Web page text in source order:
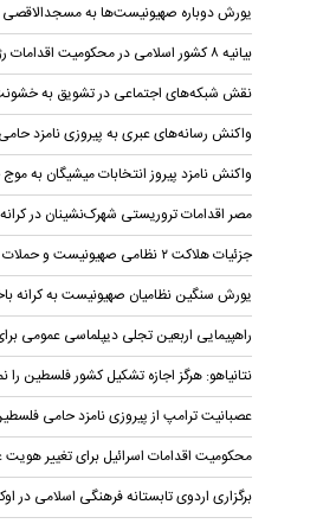
یورش دوباره صهیونیست‌ها به مسجدالاقصی
بیانیه ۸ کشور اسلامی در محکومیت اقدامات رژیم صهیونیستی در فلسطین
نقش شبکه‌های اجتماعی در تشویق به خشونت
واکنش رسانه‌های عبری به پیروزی نامزد
واکنش نامزد پیروز انتخابات میشیگان به
مصر اقدامات تروریستی شهرک‌نشینان در
جزئیات هلاکت ۲ نظامی صهیونیست و حملات به جنوب لبنان
یورش سنگین نظامیان صهیونیست به کرانه
راهپیمایی اربعین تجلی دیپلماسی
نتانیاهو: هرگز اجازه تشکیل کشور فلسطین
عصبانیت ترامپ از پیروزی نامزد حامی
محکومیت اقدامات اسرائیل برای تغییر
برگزاری اردوی تابستانه فرهنگی اسلامی در